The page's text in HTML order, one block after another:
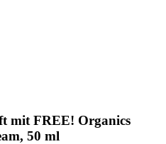
mit FREE! Organics
50 ml